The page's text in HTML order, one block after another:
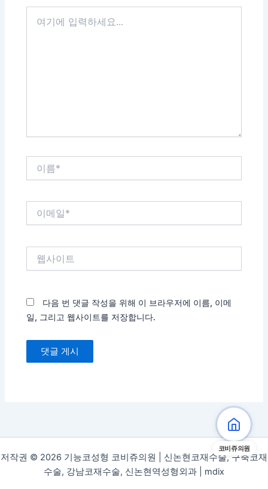
코비쥬의원
다음 번 댓글 작성을 위해 이 브라우저에 이름, 이메
일, 그리고 웹사이트를 저장합니다.
저작권 © 2026 기능코성형 코비쥬의원 | 신논현코재수술, 구축코재
수술, 강남코재수술, 신논현역성형외과 | mdix